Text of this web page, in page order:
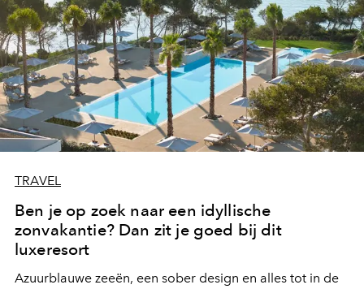
TRAVEL
Ben je op zoek naar een idyllische
zonvakantie? Dan zit je goed bij dit
luxeresort
Azuurblauwe zeeën, een sober design en alles tot in de